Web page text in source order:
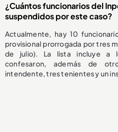
¿Cuántos funcionarios del
suspendidos por este caso?
Actualmente, hay 10
provisional prorrogada por tres
de julio). La lista incluye a
confesaron, además de
intendente, tres tenientes y un